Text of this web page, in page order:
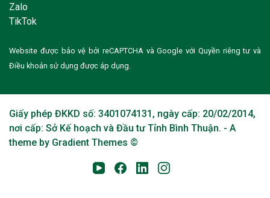
Zalo
TikTok
Website được bảo vệ bởi reCAPTCHA và Google với Quyền riêng tư và
Điều khoản sử dụng được áp dụng.
Giấy phép ĐKKD số: 3401074131, ngày cấp: 20/02/2014,
nơi cấp: Sở Kế hoạch và Đầu tư Tỉnh Bình Thuận. - A
theme by Gradient Themes ©